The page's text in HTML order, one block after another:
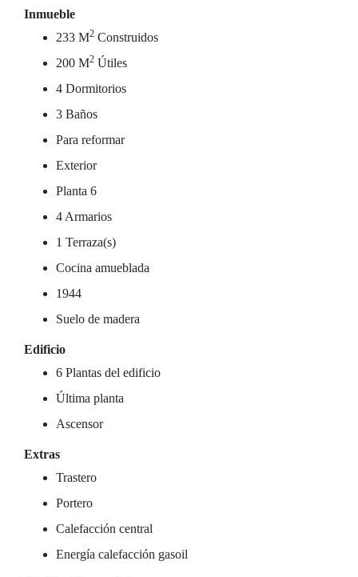
Inmueble
233 M2 Construidos
200 M2 Útiles
4 Dormitorios
3 Baños
Para reformar
Exterior
Planta 6
4 Armarios
1 Terraza(s)
Cocina amueblada
1944
Suelo de madera
Edificio
6 Plantas del edificio
Última planta
Ascensor
Extras
Trastero
Portero
Calefacción central
Energía calefacción gasoil